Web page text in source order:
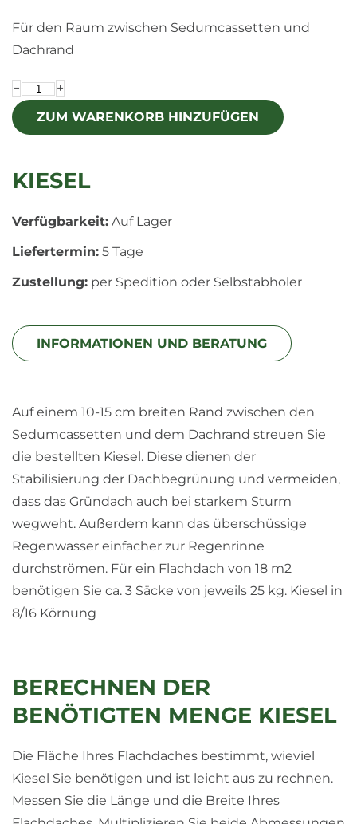
Für den Raum zwischen Sedumcassetten und
Dachrand
− +
KIESEL
Verfügbarkeit: Auf Lager
Liefertermin: 5 Tage
Zustellung: per Spedition oder Selbstabholer
INFORMATIONEN UND BERATUNG
Auf einem 10-15 cm breiten Rand zwischen den
Sedumcassetten und dem Dachrand streuen Sie
die bestellten Kiesel. Diese dienen der
Stabilisierung der Dachbegrünung und vermeiden,
dass das Gründach auch bei starkem Sturm
wegweht. Außerdem kann das überschüssige
Regenwasser einfacher zur Regenrinne
durchströmen. Für ein Flachdach von 18 m2
benötigen Sie ca. 3 Säcke von jeweils 25 kg. Kiesel in
8/16 Körnung
BERECHNEN DER
BENÖTIGTEN MENGE KIESEL
Die Fläche Ihres Flachdaches bestimmt, wieviel
Kiesel Sie benötigen und ist leicht aus zu rechnen.
Messen Sie die Länge und die Breite Ihres